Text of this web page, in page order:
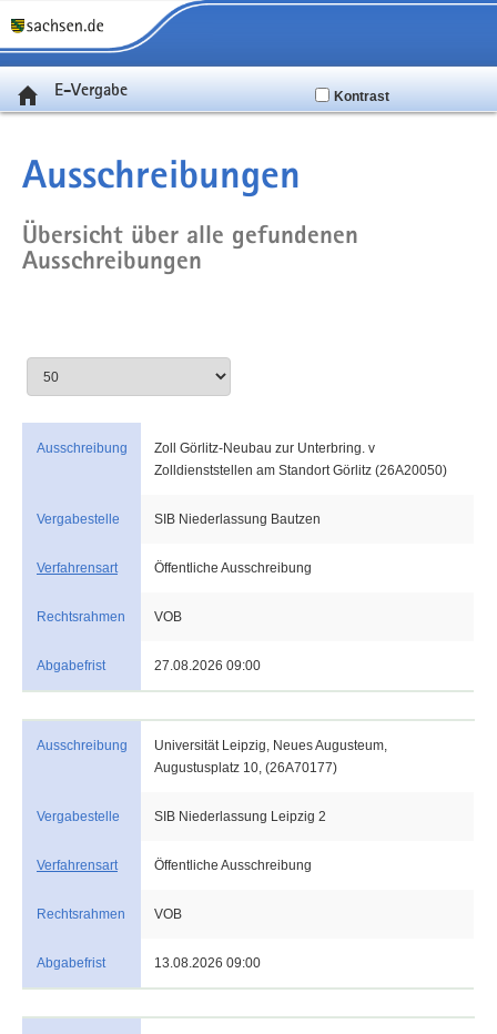
E-Vergabe Kontrast
Ausschreibungen
Übersicht über alle gefundenen
Ausschreibungen
Ausschreibung
Zoll Görlitz-Neubau zur Unterbring. v
Zolldienststellen am Standort Görlitz (26A20050)
Vergabestelle SIB Niederlassung Bautzen
Verfahrensart Öffentliche Ausschreibung
Rechtsrahmen VOB
Abgabefrist 27.08.2026 09:00
Ausschreibung
Universität Leipzig, Neues Augusteum,
Augustusplatz 10, (26A70177)
Vergabestelle SIB Niederlassung Leipzig 2
Verfahrensart Öffentliche Ausschreibung
Rechtsrahmen VOB
Abgabefrist 13.08.2026 09:00